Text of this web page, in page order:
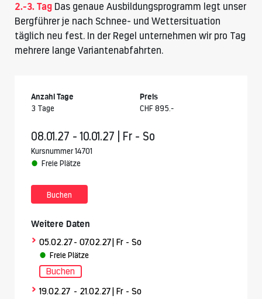
2.-3. Tag Das genaue Ausbildungsprogramm legt unser
Bergführer je nach Schnee- und Wettersituation
täglich neu fest. In der Regel unternehmen wir pro Tag
mehrere lange Variantenabfahrten.
Anzahl Tage
3 Tage
Preis
CHF 895.-
08.01.27 - 10.01.27 | Fr - So
Kursnummer 14701
Freie Plätze
Buchen
Weitere Daten
> 05.02.27- 07.02.27| Fr - So
Freie Plätze
Buchen
> 19.02.27 - 21.02.27| Fr - So